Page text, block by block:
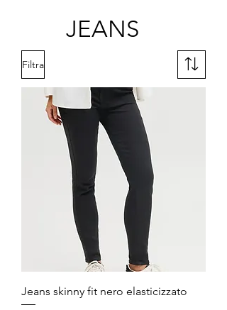
JEANS
Filtra
Jeans skinny fit nero elasticizzato